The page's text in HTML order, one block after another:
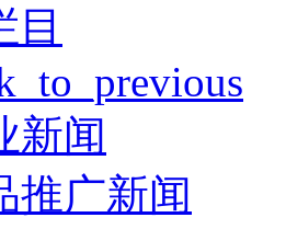
目
新闻
推广新闻